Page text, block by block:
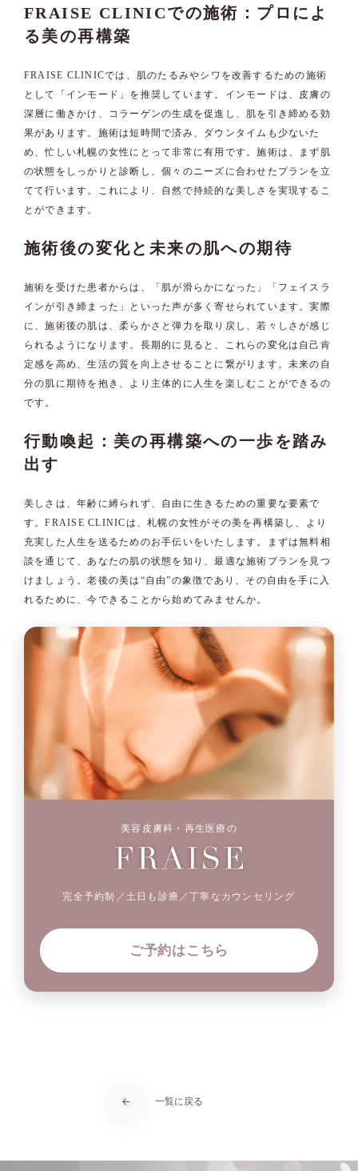
FRAISE CLINICでの施術：プロによ
る美の再構築
FRAISE CLINICでは、肌のたるみやシワを改善するための施術
として「インモード」を推奨しています。インモードは、皮膚の
深層に働きかけ、コラーゲンの生成を促進し、肌を引き締める効
果があります。施術は短時間で済み、ダウンタイムも少ないた
め、忙しい札幌の女性にとって非常に有用です。施術は、まず肌
の状態をしっかりと診断し、個々のニーズに合わせたプランを立
てて行います。これにより、自然で持続的な美しさを実現するこ
とができます。
施術後の変化と未来の肌への期待
施術を受けた患者からは、「肌が滑らかになった」「フェイスラ
インが引き締まった」といった声が多く寄せられています。実際
に、施術後の肌は、柔らかさと弾力を取り戻し、若々しさが感じ
られるようになります。長期的に見ると、これらの変化は自己肯
定感を高め、生活の質を向上させることに繋がります。未来の自
分の肌に期待を抱き、より主体的に人生を楽しむことができるの
です。
行動喚起：美の再構築への一歩を踏み
出す
美しさは、年齢に縛られず、自由に生きるための重要な要素で
す。FRAISE CLINICは、札幌の女性がその美を再構築し、より
充実した人生を送るためのお手伝いをいたします。まずは無料相
談を通じて、あなたの肌の状態を知り、最適な施術プランを見つ
けましょう。老後の美は“自由”の象徴であり、その自由を手に入
れるために、今できることから始めてみませんか。
美容皮膚科・再生医療の
完全予約制／土日も診療／丁寧なカウンセリング
ご予約はこちら
一覧に戻る